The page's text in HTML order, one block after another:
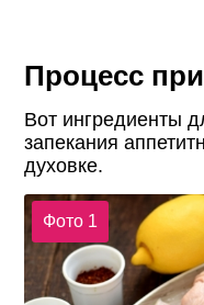
Процесс
Вот ингредиенты
запекания
духовке.
Фото 1